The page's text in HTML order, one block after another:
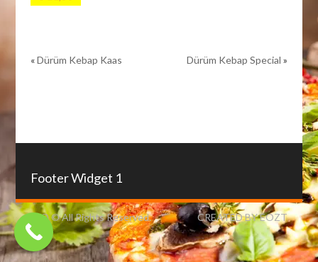
«Dürüm Kebap Kaas Dürüm Kebap Special »
Footer Widget 1
IZO © All Rights Reserved. CREATED BY EOZT